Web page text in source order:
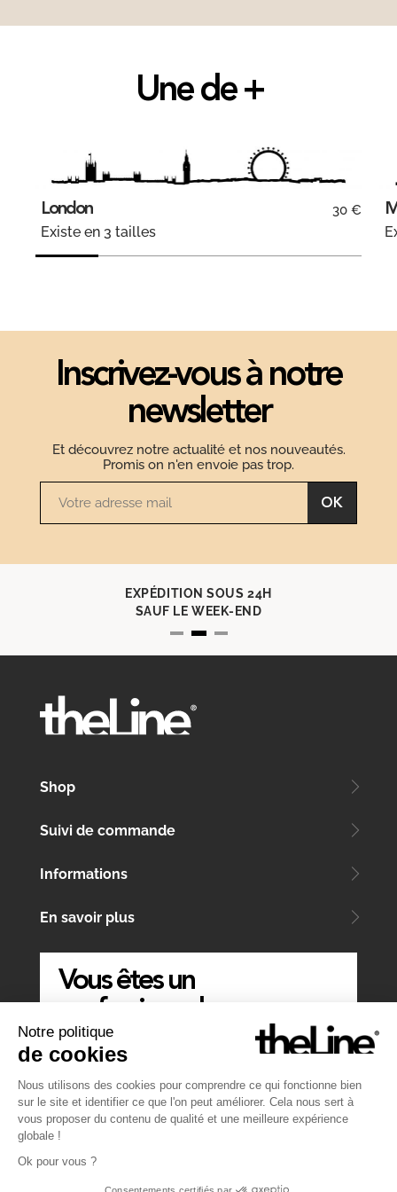
Une de +
London 30 €
Existe en 3 tailles
Inscrivez-vous à notre
newsletter
Et découvrez notre actualité et nos nouveautés.
Promis on n'en envoie pas trop.
OK
EXPÉDITION SOUS 24H
SAUF LE WEEK-END
Shop
Suivi de commande
Informations
En savoir plus
Vous êtes un
professionnel
ÉCRIVEZ-NOUS
Notre politique
de cookies
Nous utilisons des cookies pour comprendre ce qui fonctionne bien
sur le site et identifier ce que l'on peut améliorer. Cela nous sert à
vous proposer du contenu de qualité et une meilleure expérience
globale !
Ok pour vous ?
Consentements certifiés par